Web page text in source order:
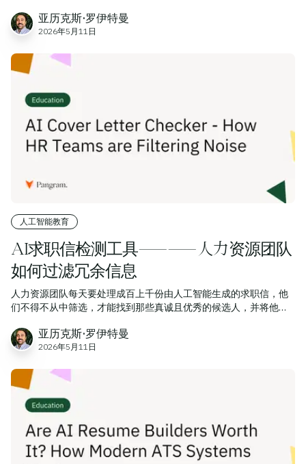
亚历克斯·罗伊特曼
2026年5月11日
人工智能教育
AI求职信检测工具——人力资源团队
如何过滤冗余信息
人力资源团队每天要处理成百上千份由人工智能生成的求职信，他
们不得不从中筛选，才能找到那些真诚且优秀的候选人，并将他们
亚历克斯·罗伊特曼
2026年5月11日